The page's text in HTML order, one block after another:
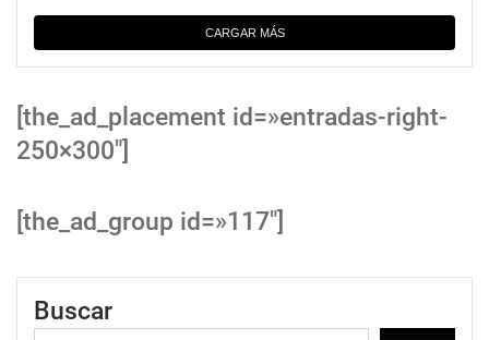
CARGAR MÁS
[the_ad_placement id=»entradas-right-
250×300″]
[the_ad_group id=»117″]
Buscar